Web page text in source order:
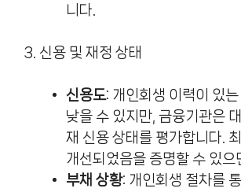
니다.
3. 신용 및 재정 상태
신용도: 개인회생 이력이 있
낮을 수 있지만, 금융기관은
재 신용 상태를 평가합니다.
개선되었음을 증명할 수 있으
부채 상황: 개인회생 절차를